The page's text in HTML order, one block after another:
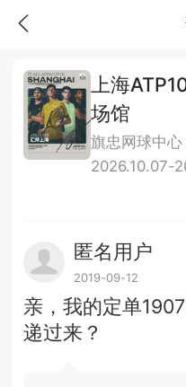
上海
场馆
旗忠网球中心
2026.10.07-
匿名用户
2019-09-12
亲，我的定单
递过来？